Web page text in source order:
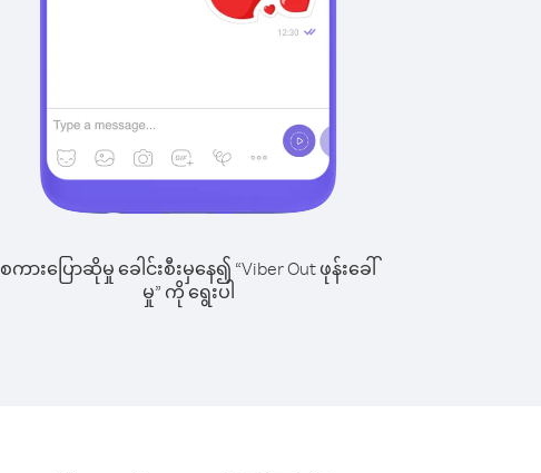
စကားပြောဆိုမှု ခေါင်းစီးမှနေ၍ “Viber Out ဖုန်းခေါ်
မှု” ကို ရွေးပါ